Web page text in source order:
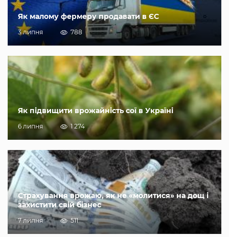
Як малому фермеру продавати в ЄС
3 липня 788
Як підвищити врожайність сої в Україні
6 липня 1 274
Страхування врожаю, як не «молитися» на дощ і
захистити свій бізнес
7 липня 511